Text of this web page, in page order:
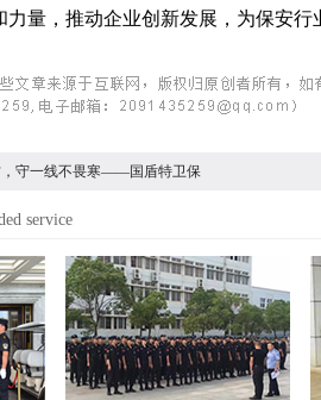
力量，推动企业创新发展，为保安行
，守一线不畏寒——国盾特卫保
service